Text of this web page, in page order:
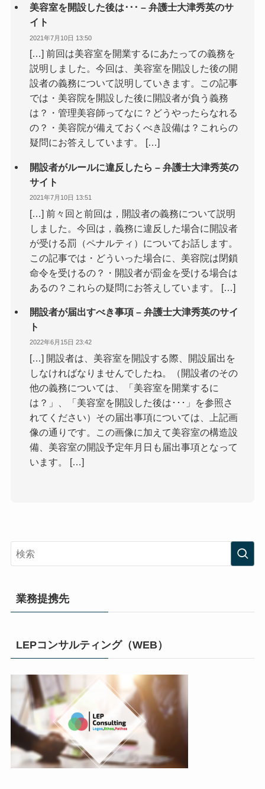
美容室を開設した後は･･･ – 弁護士大津秀英のサ
イト
2021年7月10日 13:50
[…] 前回は美容室を開業するにあたっての義務を
説明しました。今回は、美容室を開設した後の開
設者の義務について説明していきます。この記事
では・美容院を開設した後に開設者が負う義務
は？・管理美容師ってなに？どうやったらなれる
の？・美容院が備えておくべき設備は？これらの
疑問にお答えしています。 […]
開設者がルールに違反したら – 弁護士大津秀英の
サイト
2021年7月10日 13:51
[…] 前々回と前回は，開設者の義務について説明
しました。今回は，義務に違反した場合に開設者
が受ける罰（ペナルティ）についてお話します。
この記事では・どういった場合に、美容院は閉鎖
命令を受けるの？・開設者が罰金を受ける場合は
あるの？これらの疑問にお答えしています。 […]
開設者が届出すべき事項 – 弁護士大津秀英のサイ
ト
2022年6月15日 23:42
[…] 開設者は、美容室を開設する際、開設届出を
しなければなりませんでしたね。（開設者のその
他の義務については、「美容室を開業するに
は？」、「美容室を開設した後は･･･」を参照さ
れてください）その届出事項については、上記画
像の通りです。この画像に加えて美容室の構造設
備、美容室の開設予定年月日も届出事項となって
います。 […]
業務提携先
LEPコンサルティング（WEB）